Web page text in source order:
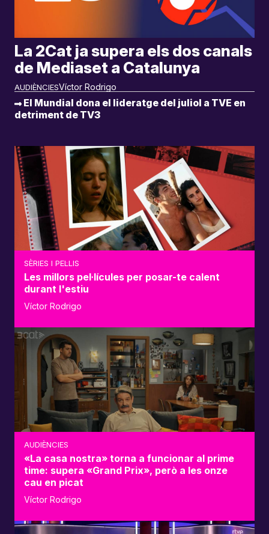
AUDIÈNCIES
La 2Cat ja supera els dos canals
de Mediaset a Catalunya
Víctor Rodrigo
El Mundial dona el lideratge del juliol a TVE en
detriment de TV3
SÈRIES I PEL·LIS
Les millors pel·lícules per posar-te calent
durant l'estiu
Víctor Rodrigo
AUDIÈNCIES
«La casa nostra» torna a funcionar al prime
time: supera «Grand Prix», però a les onze
cau en picat
Víctor Rodrigo